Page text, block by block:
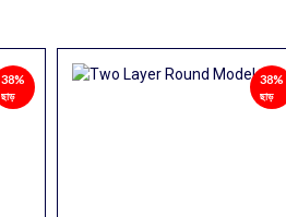
38%
ছাড়
21%
ছাড়